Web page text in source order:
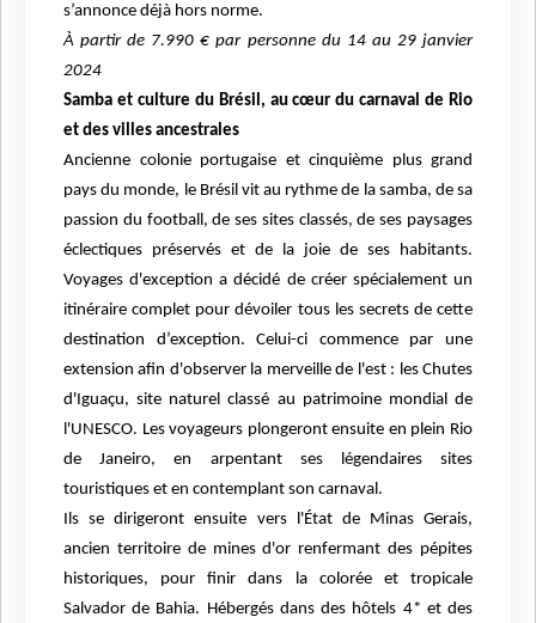
s’annonce déjà hors norme.
À partir de 7.990 € par personne du 14 au 29 janvier
2024
Samba et culture du Brésil, au cœur du carnaval de Rio
et des villes ancestrales
Ancienne colonie portugaise et cinquième plus grand
pays du monde, le Brésil vit au rythme de la samba, de sa
passion du football, de ses sites classés, de ses paysages
éclectiques préservés et de la joie de ses habitants.
Voyages d'exception a décidé de créer spécialement un
itinéraire complet pour dévoiler tous les secrets de cette
destination d’exception. Celui-ci commence par une
extension afin d'observer la merveille de l'est : les Chutes
d'Iguaçu, site naturel classé au patrimoine mondial de
l'UNESCO. Les voyageurs plongeront ensuite en plein Rio
de Janeiro, en arpentant ses légendaires sites
touristiques et en contemplant son carnaval.
Ils se dirigeront ensuite vers l'État de Minas Gerais,
ancien territoire de mines d'or renfermant des pépites
historiques, pour finir dans la colorée et tropicale
Salvador de Bahia. Hébergés dans des hôtels 4* et des